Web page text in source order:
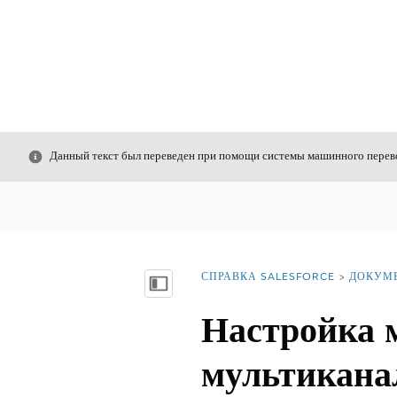
Закрыть
Данный текст был переведен при помощи системы машинного
Показать содержание
Вы находитесь здесь:
СПРАВКА SALESFORCE
Настройка